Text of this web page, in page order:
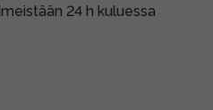
24 h kuluessa